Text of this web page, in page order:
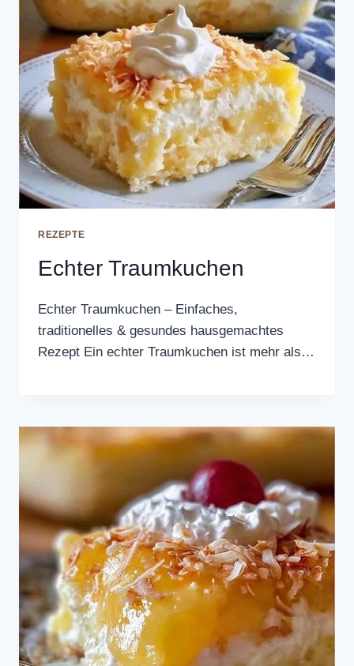
REZEPTE
Echter Traumkuchen
Echter Traumkuchen – Einfaches,
traditionelles & gesundes hausgemachtes
Rezept Ein echter Traumkuchen ist mehr als…